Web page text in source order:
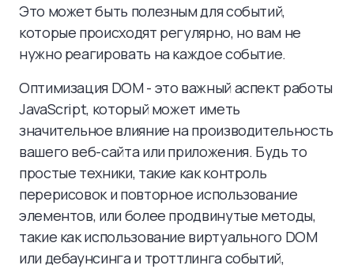
Это может быть полезным для событий,
которые происходят регулярно, но вам не
нужно реагировать на каждое событие.
Оптимизация DOM - это важный аспект работы
JavaScript, который может иметь
значительное влияние на производительность
вашего веб-сайта или приложения. Будь то
простые техники, такие как контроль
перерисовок и повторное использование
элементов, или более продвинутые методы,
такие как использование виртуального DOM
или дебаунсинга и троттлинга событий,